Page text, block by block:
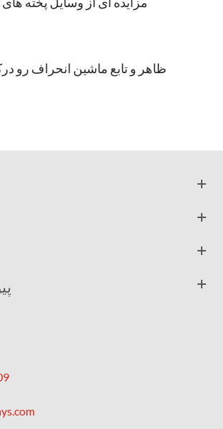
ظاهر و تابع ماشين انحراف رو